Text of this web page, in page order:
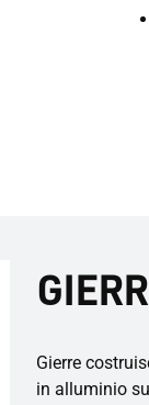
Gierre
in alluminio